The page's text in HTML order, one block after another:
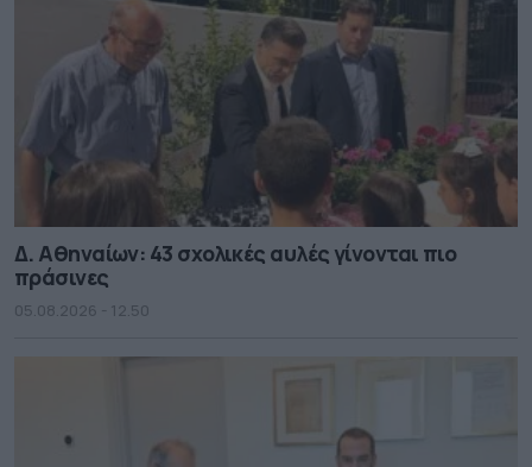
Δ. Αθηναίων: 43 σχολικές αυλές γίνονται πιο
πράσινες
05.08.2026 - 12.50